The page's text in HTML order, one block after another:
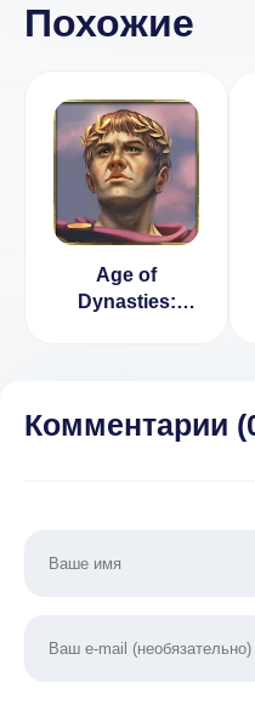
Похожие
Age of
Dynasties:
Комментарии (